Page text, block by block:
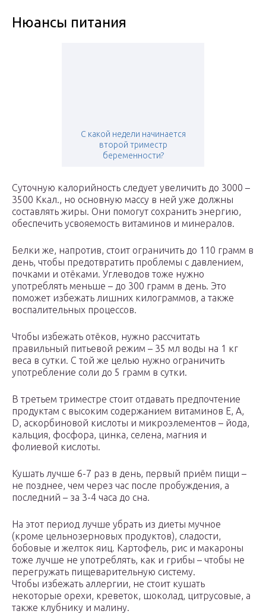
Нюансы питания
С какой недели начинается
второй триместр
беременности?
Суточную калорийность следует увеличить до 3000 –
3500 Ккал., но основную массу в ней уже должны
составлять жиры. Они помогут сохранить энергию,
обеспечить усвояемость витаминов и минералов.
Белки же, напротив, стоит ограничить до 110 грамм в
день, чтобы предотвратить проблемы с давлением,
почками и отёками. Углеводов тоже нужно
употреблять меньше – до 300 грамм в день. Это
поможет избежать лишних килограммов, а также
воспалительных процессов.
Чтобы избежать отёков, нужно рассчитать
правильный питьевой режим – 35 мл воды на 1 кг
веса в сутки. С той же целью нужно ограничить
употребление соли до 5 грамм в сутки.
В третьем триместре стоит отдавать предпочтение
продуктам с высоким содержанием витаминов E, A,
D, аскорбиновой кислоты и микроэлементов – йода,
кальция, фосфора, цинка, селена, магния и
фолиевой кислоты.
Кушать лучше 6-7 раз в день, первый приём пищи –
не позднее, чем через час после пробуждения, а
последний – за 3-4 часа до сна.
На этот период лучше убрать из диеты мучное
(кроме цельнозерновых продуктов), сладости,
бобовые и желток яиц. Картофель, рис и макароны
тоже лучше не употреблять, как и грибы – чтобы не
перегружать пищеварительную систему.
Чтобы избежать аллергии, не стоит кушать
некоторые орехи, креветок, шоколад, цитрусовые, а
также клубнику и малину.